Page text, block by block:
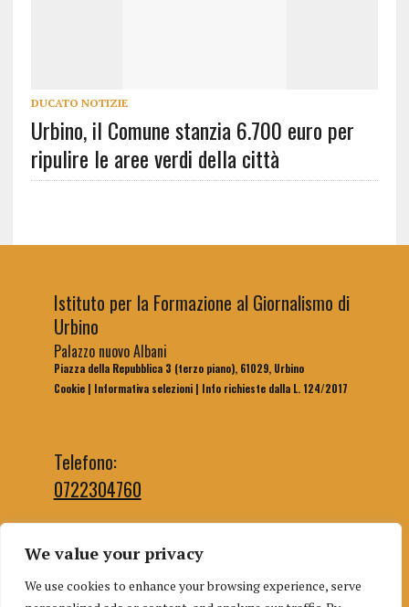
We value your privacy
We use cookies to enhance your browsing experience, serve
DUCATO NOTIZIE
Urbino, il Comune stanzia 6.700 euro per
ripulire le aree verdi della città
Istituto per la Formazione al Giornalismo di
Urbino
Palazzo nuovo Albani
Piazza della Repubblica 3 (terzo piano), 61029, Urbino
Cookie| Informativa selezioni| Info richieste dalla L. 124/2017
Telefono:
0722304760
Email segreteria:
segreteriaifg@uniurb.it